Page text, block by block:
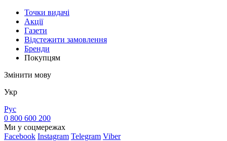
Точки видачi
Акції
Газети
Відстежити замовлення
Бренди
Покупцям
Змінити мову
Укр
Рус
0 800 600 200
Ми у соцмережах
Facebook Instagram Telegram Viber